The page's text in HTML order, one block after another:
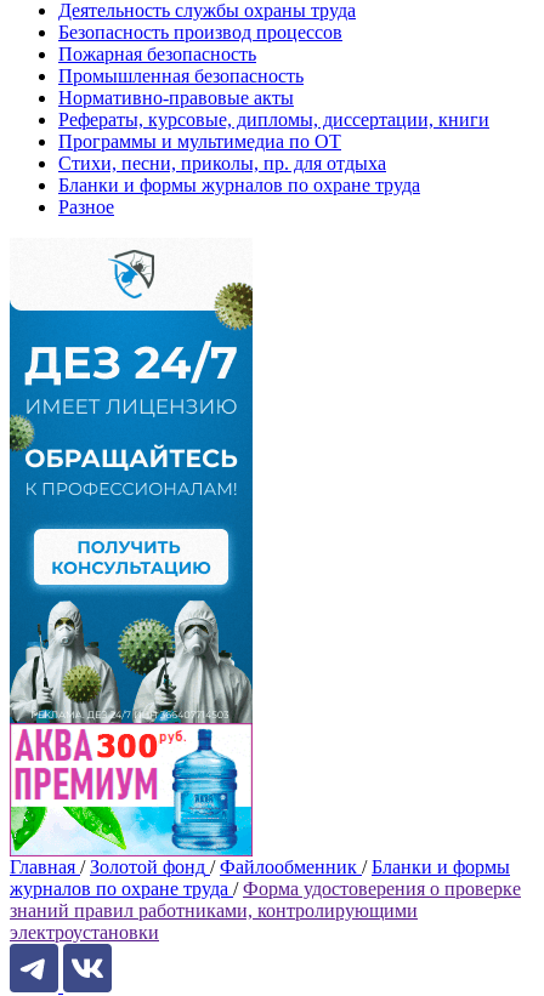
Деятельность службы охраны труда
Безопасность производ процессов
Пожарная безопасность
Промышленная безопасность
Нормативно-правовые акты
Рефераты, курсовые, дипломы, диссертации, книги
Программы и мультимедиа по ОТ
Стихи, песни, приколы, пр. для отдыха
Бланки и формы журналов по охране труда
Разное
Главная / Золотой фонд / Файлообменник / Бланки и формы
журналов по охране труда / Форма удостоверения о проверке
знаний правил работниками, контролирующими
электроустановки